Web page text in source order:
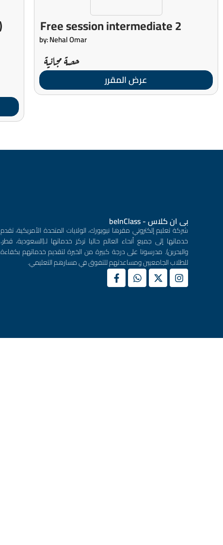
Free session intermediate 2
by: Nehal Omar
حصة مجانية
عرض المقرر
بى ان كلاس - beInClass
شركة تعليم إلكتروني مقرها نيويورك، الولايات المتحدة الأمريكية، تقدم
خدماتها إلى جميع أنحاء العالم حاليا تركز خدماتها لـ(السعودية، قطر،
والبحرين). مدرسونا على درجة كبيرة من الخبرة لتقديم خدماتهم بكفاءة
للطلاب الجامعيين ومساعدتهم للتفوق في مسارهم التعليمي.